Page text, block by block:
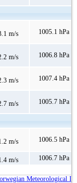
m/s 1005.1 hPa
m/s 1006.8 hPa
m/s 1007.4 hPa
m/s 1005.7 hPa
m/s 1006.5 hPa
m/s 1006.7 hPa
Meteorological